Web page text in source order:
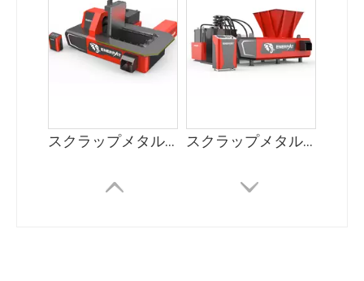
スクラップメタルベーラー（AMB-L） スクラップメタルベーラー (AMB-H)